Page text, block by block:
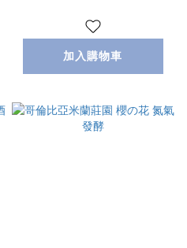
加入購物車